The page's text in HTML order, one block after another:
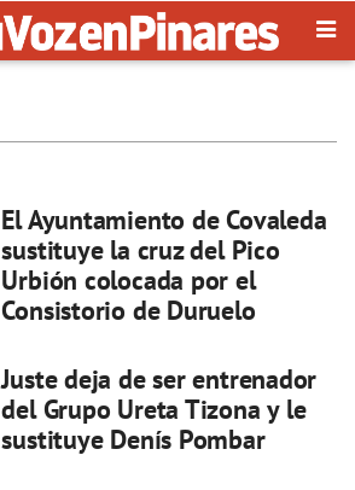
El Ayuntamiento de Covaleda
sustituye la cruz del Pico
Urbión colocada por el
Consistorio de Duruelo
Juste deja de ser entrenador
del Grupo Ureta Tizona y le
sustituye Denís Pombar